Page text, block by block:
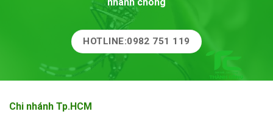
HOTLINE:0982 751 119
Chi nhánh Tp.HCM